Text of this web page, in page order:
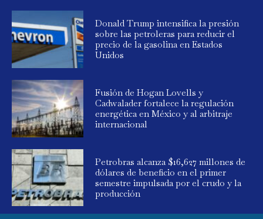
Donald Trump intensifica la presión
sobre las petroleras para reducir el
precio de la gasolina en Estados
Unidos
Fusión de Hogan Lovells y
Cadwalader fortalece la regulación
energética en México y al arbitraje
internacional
Petrobras alcanza $16,627 millones de
dólares de beneficio en el primer
semestre impulsada por el crudo y la
producción